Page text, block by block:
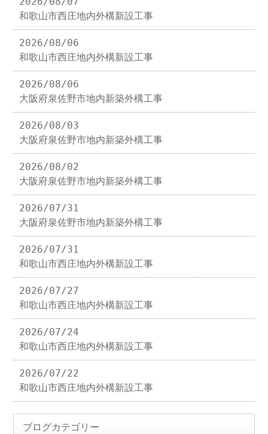
和歌山市西庄地内外構新設工事
2026/08/06
和歌山市西庄地内外構新設工事
2026/08/06
大阪府泉佐野市地内新築外構工事
2026/08/03
大阪府泉佐野市地内新築外構工事
2026/08/02
大阪府泉佐野市地内新築外構工事
2026/07/31
大阪府泉佐野市地内新築外構工事
2026/07/31
和歌山市西庄地内外構新設工事
2026/07/27
和歌山市西庄地内外構新設工事
2026/07/24
和歌山市西庄地内外構新設工事
2026/07/22
和歌山市西庄地内外構新設工事
ブログカテゴリー